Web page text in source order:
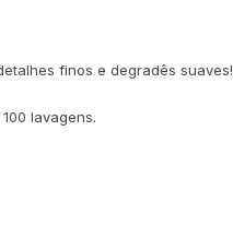
finos e degradês suaves!
lavagens.